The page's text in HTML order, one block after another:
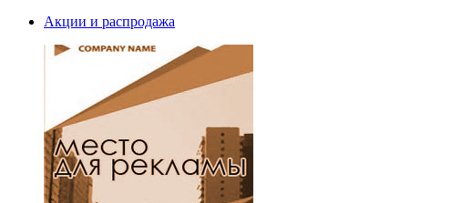
Акции и распродажа